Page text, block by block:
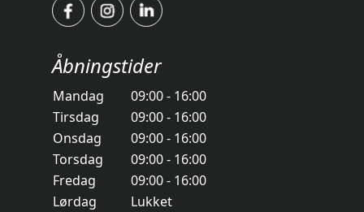
Åbningstider
Mandag
09:00 - 16:00
Tirsdag
09:00 - 16:00
Onsdag
09:00 - 16:00
Torsdag
09:00 - 16:00
Fredag
09:00 - 16:00
Lørdag
Lukket